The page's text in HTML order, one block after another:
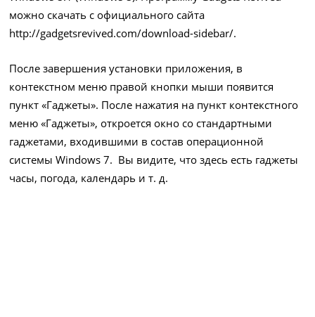
можно скачать с официального сайта
http://gadgetsrevived.com/download-sidebar/.
После завершения установки приложения, в
контекстном меню правой кнопки мыши появится
пункт «Гаджеты». После нажатия на пункт контекстного
меню «Гаджеты», откроется окно со стандартными
гаджетами, входившими в состав операционной
системы Windows 7. Вы видите, что здесь есть гаджеты
часы, погода, календарь и т. д.